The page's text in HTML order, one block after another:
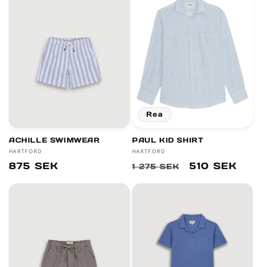
ACHILLE SWIMWEAR
Säljare:
HARTFORD
Ordinarie
875 SEK
Rea
PAUL KID SHIRT
Säljare:
HARTFORD
Ordinarie
1 275 SEK 510 SEK